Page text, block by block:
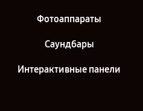
Фотоаппараты
Саундбары
Интерактивные панели